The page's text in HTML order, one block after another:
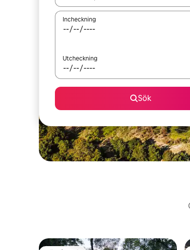
Incheckning
Utcheckning
Sök